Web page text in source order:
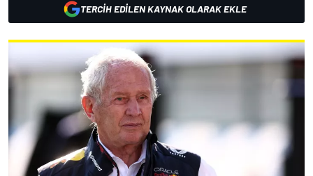
TERCIH EDILEN KAYNAK OLARAK EKLE